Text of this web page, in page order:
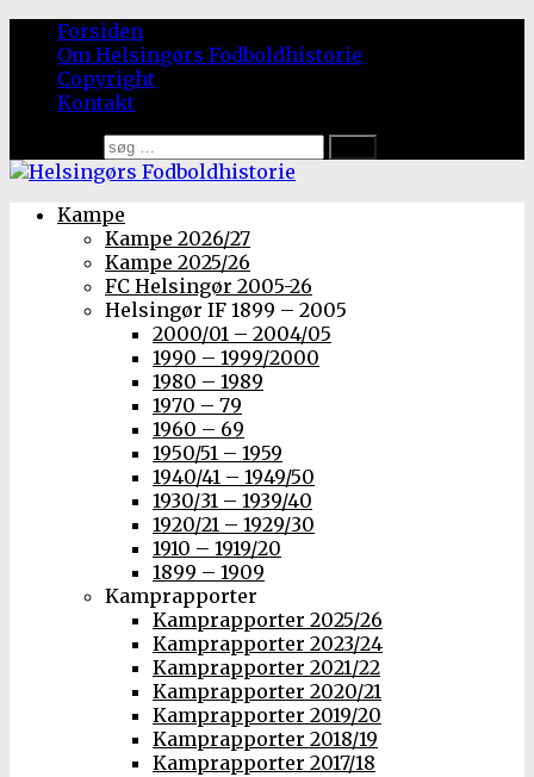
Forsiden
Om Helsingørs Fodboldhistorie
Copyright
Kontakt
Kampe
Kampe 2026/27
Kampe 2025/26
FC Helsingør 2005-26
Helsingør IF 1899 – 2005
2000/01 – 2004/05
1990 – 1999/2000
1980 – 1989
1970 – 79
1960 – 69
1950/51 – 1959
1940/41 – 1949/50
1930/31 – 1939/40
1920/21 – 1929/30
1910 – 1919/20
1899 – 1909
Kamprapporter
Kamprapporter 2025/26
Kamprapporter 2023/24
Kamprapporter 2021/22
Kamprapporter 2020/21
Kamprapporter 2019/20
Kamprapporter 2018/19
Kamprapporter 2017/18